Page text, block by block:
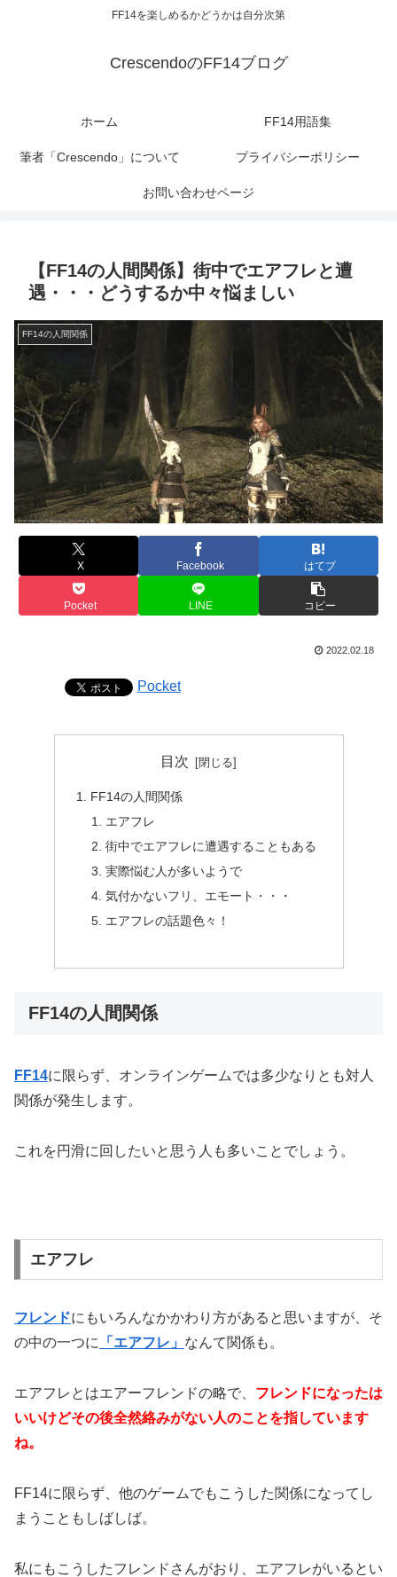
FF14を楽しめるかどうかは自分次第
CrescendoのFF14ブログ
ホーム FF14用語集
筆者「Crescendo」について プライバシーポリシー
お問い合わせページ
【FF14の人間関係】街中でエアフレと遭
遇・・・どうするか中々悩ましい
FF14の人間関係
X Facebook はてブ
Pocket LINE コピー
2022.02.18
Pocket
目次
FF14の人間関係
エアフレ
街中でエアフレに遭遇することもある
実際悩む人が多いようで
気付かないフリ、エモート・・・
エアフレの話題色々！
FF14の人間関係
FF14に限らず、オンラインゲームでは多少なりとも対人
関係が発生します。
これを円滑に回したいと思う人も多いことでしょう。
エアフレ
フレンドにもいろんなかかわり方があると思いますが、そ
の中の一つに
「エアフレ」 なんて関係も。
エアフレとはエアーフレンドの略で、 フレンドになったは
いいけどその後全然絡みがない人のことを指しています
ね。
FF14に限らず、他のゲームでもこうした関係になってし
まうこともしばしば。
私にもこうしたフレンドさんがおり、エアフレがいるとい